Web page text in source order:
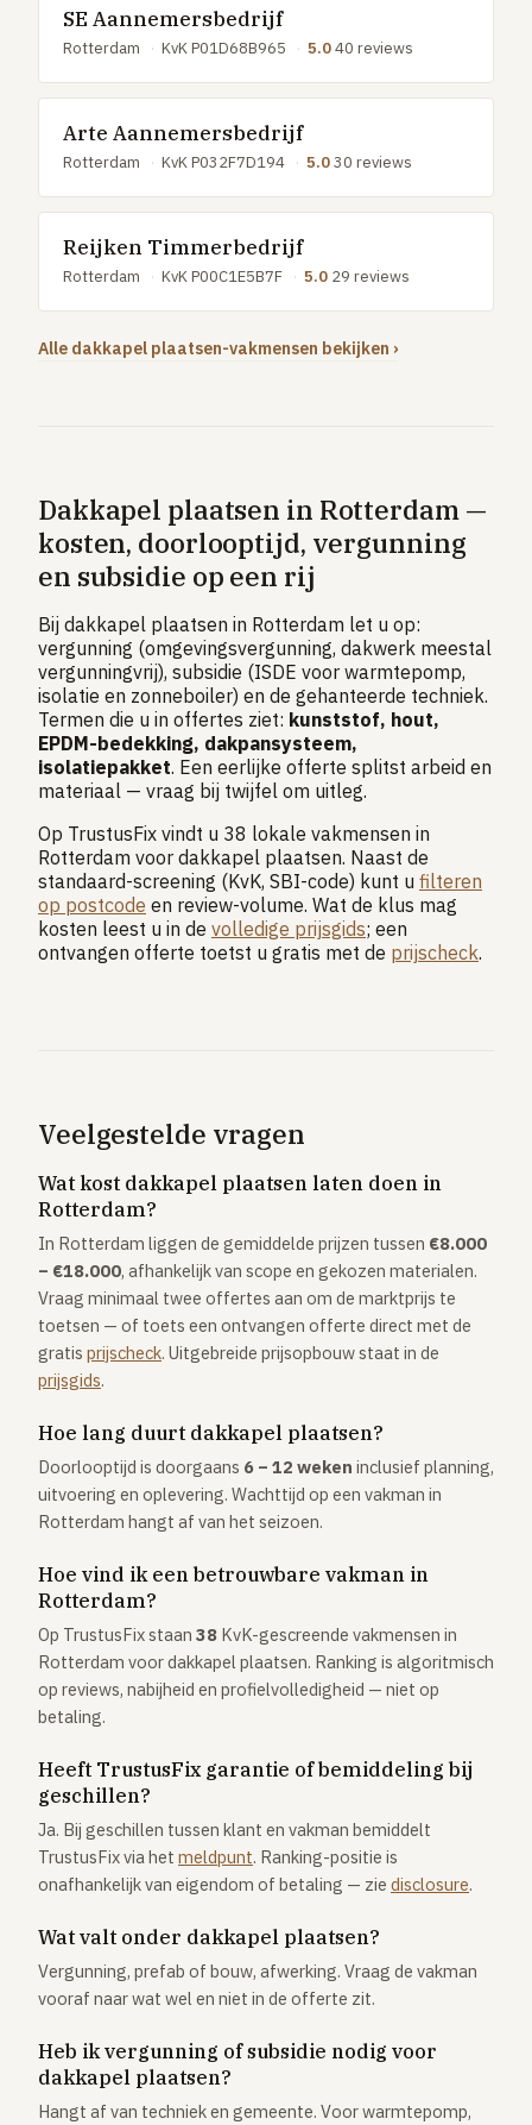
SE Aannemersbedrijf
Rotterdam · KvK P01D68B965 · 5.040 reviews
Arte Aannemersbedrijf
Rotterdam · KvK P032F7D194 · 5.030 reviews
Reijken Timmerbedrijf
Rotterdam · KvK P00C1E5B7F · 5.0 29 reviews
Alle dakkapel plaatsen-vakmensen bekijken ›
Dakkapel plaatsen in Rotterdam —
kosten, doorlooptijd, vergunning
en subsidie op een rij
Bij dakkapel plaatsen in Rotterdam let u op:
vergunning (omgevingsvergunning, dakwerk meestal
vergunningvrij), subsidie (ISDE voor warmtepomp,
isolatie en zonneboiler) en de gehanteerde techniek.
Termen die u in offertes ziet: kunststof, hout,
EPDM-bedekking, dakpansysteem,
isolatiepakket. Een eerlijke offerte splitst arbeid en
materiaal — vraag bij twijfel om uitleg.
Op TrustusFix vindt u 38 lokale vakmensen in
Rotterdam voor dakkapel plaatsen. Naast de
standaard-screening (KvK, SBI-code) kunt u filteren
op postcode en review-volume. Wat de klus mag
kosten leest u in de volledige prijsgids; een
ontvangen offerte toetst u gratis met de prijscheck.
Veelgestelde vragen
Wat kost dakkapel plaatsen laten doen in
Rotterdam?
In Rotterdam liggen de gemiddelde prijzen tussen €8.000
– €18.000, afhankelijk van scope en gekozen materialen.
Vraag minimaal twee offertes aan om de marktprijs te
toetsen — of toets een ontvangen offerte direct met de
gratis prijscheck. Uitgebreide prijsopbouw staat in de
prijsgids.
Hoe lang duurt dakkapel plaatsen?
Doorlooptijd is doorgaans 6 – 12 weken inclusief planning,
uitvoering en oplevering. Wachttijd op een vakman in
Rotterdam hangt af van het seizoen.
Hoe vind ik een betrouwbare vakman in
Rotterdam?
Op TrustusFix staan 38 KvK-gescreende vakmensen in
Rotterdam voor dakkapel plaatsen. Ranking is algoritmisch
op reviews, nabijheid en profielvolledigheid — niet op
betaling.
Heeft TrustusFix garantie of bemiddeling bij
geschillen?
Ja. Bij geschillen tussen klant en vakman bemiddelt
TrustusFix via het meldpunt. Ranking-positie is
onafhankelijk van eigendom of betaling — zie disclosure.
Wat valt onder dakkapel plaatsen?
Vergunning, prefab of bouw, afwerking. Vraag de vakman
vooraf naar wat wel en niet in de offerte zit.
Heb ik vergunning of subsidie nodig voor
dakkapel plaatsen?
Hangt af van techniek en gemeente. Voor warmtepomp,